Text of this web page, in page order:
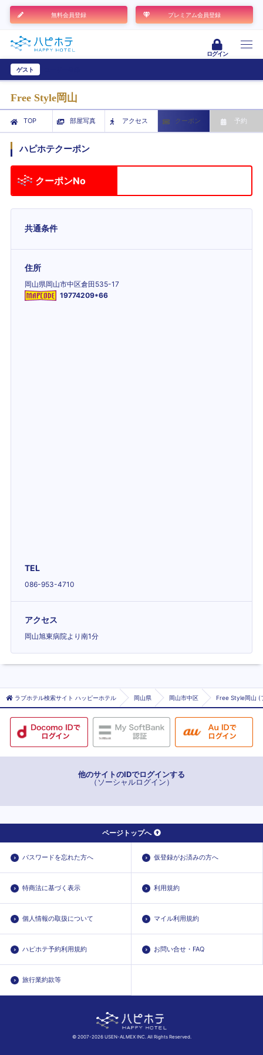
無料会員登録 プレミアム会員登録
ログイン
ゲスト
Free Style岡山
TOP 部屋写真 アクセス クーポン 予約
ハピホテクーポン
クーポンNo
共通条件
住所
岡山県岡山市中区倉田535-17
19774209*66
TEL
086-953-4710
アクセス
岡山旭東病院より南1分
ラブホテル検索サイト ハッピーホテル 岡山県 岡山市中区 Free Style岡山 (
他のサイトのIDでログインする
（ソーシャルログイン）
ページトップへ
パスワードを忘れた方へ 仮登録がお済みの方へ
特商法に基づく表示 利用規約
個人情報の取扱について マイル利用規約
ハピホテ予約利用規約 お問い合せ・FAQ
旅行業約款等
© 2007-2026 USEN-ALMEX INC. All Rights Reserved.